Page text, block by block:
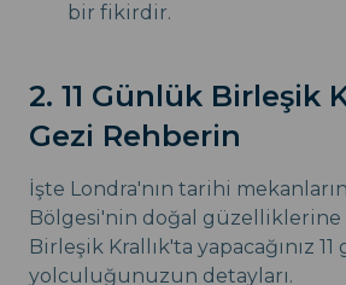
bir fikirdir.
2. 11 Günlük Birleşik
Gezi Rehberin
İşte Londra'nın tarihi
Bölgesi'nin doğal güzelliklerine
Birleşik Krallık'ta yapacağınız
yolculuğunuzun detayları.